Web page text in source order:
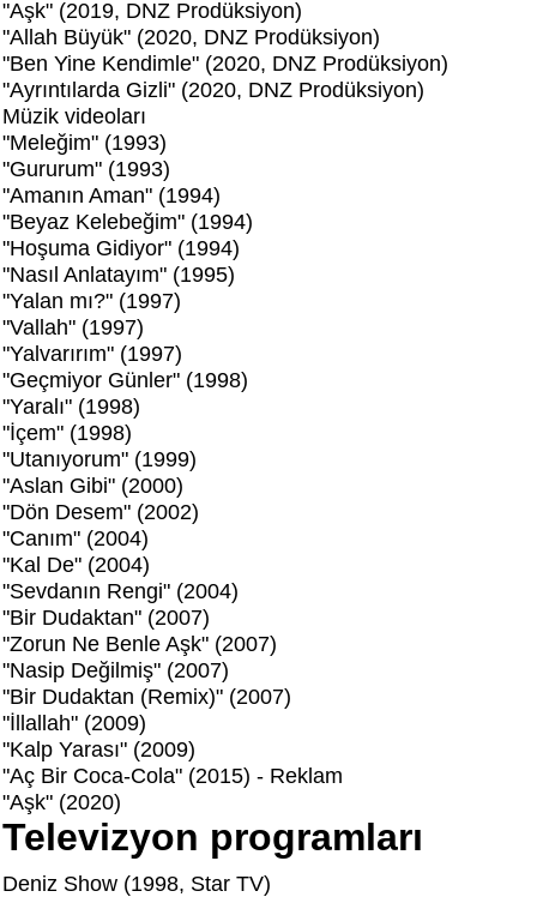
"Aşk" (2019, DNZ Prodüksiyon)
"Allah Büyük" (2020, DNZ Prodüksiyon)
"Ben Yine Kendimle" (2020, DNZ Prodüksiyon)
"Ayrıntılarda Gizli" (2020, DNZ Prodüksiyon)
Müzik videoları
"Meleğim" (1993)
"Gururum" (1993)
"Amanın Aman" (1994)
"Beyaz Kelebeğim" (1994)
"Hoşuma Gidiyor" (1994)
"Nasıl Anlatayım" (1995)
"Yalan mı?" (1997)
"Vallah" (1997)
"Yalvarırım" (1997)
"Geçmiyor Günler" (1998)
"Yaralı" (1998)
"İçem" (1998)
"Utanıyorum" (1999)
"Aslan Gibi" (2000)
"Dön Desem" (2002)
"Canım" (2004)
"Kal De" (2004)
"Sevdanın Rengi" (2004)
"Bir Dudaktan" (2007)
"Zorun Ne Benle Aşk" (2007)
"Nasip Değilmiş" (2007)
"Bir Dudaktan (Remix)" (2007)
"İllallah" (2009)
"Kalp Yarası" (2009)
"Aç Bir Coca-Cola" (2015) - Reklam
"Aşk" (2020)
Televizyon programları
Deniz Show (1998, Star TV)